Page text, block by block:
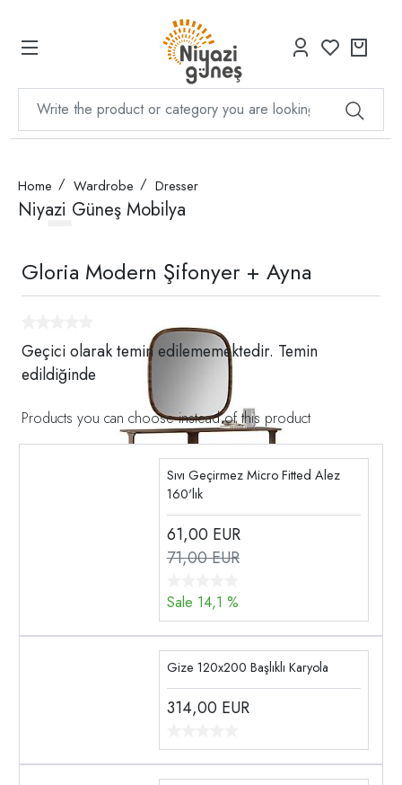
Home Wardrobe Dresser
Niyazi Güneş Mobilya
Gloria Modern Şifonyer + Ayna
Geçici olarak temin edilememektedir. Temin
edildiğinde
Products you can choose instead of this product
Sıvı Geçirmez Micro Fitted Alez
160'lık
61,00 EUR
71,00 EUR
Sale 14,1 %
Gize 120x200 Başlıklı Karyola
314,00 EUR